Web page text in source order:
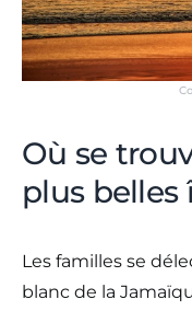
Où se
plus belles
Les familles se
blanc de la